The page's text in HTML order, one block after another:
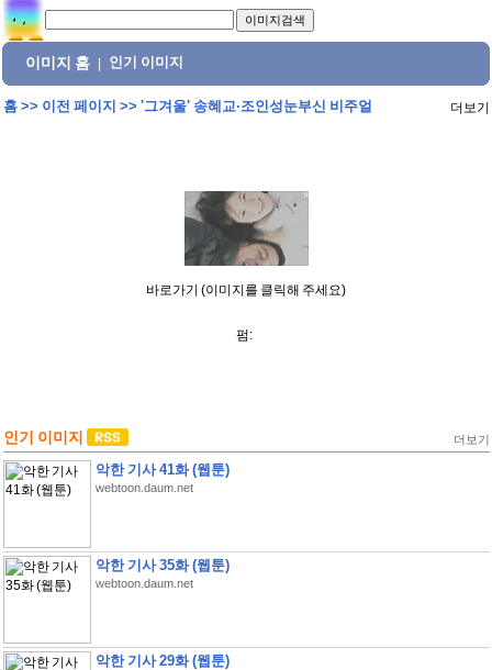
이미지 홈 인기 이미지
홈>> 이전 페이지 >> '그겨울' 송혜교·조인성눈부신 비주얼 더보기
바로가기 (이미지를 클릭해 주세요)
펌:
인기 이미지 더보기
악한 기사 41화 (웹툰)
webtoon.daum.net
악한 기사 35화 (웹툰)
webtoon.daum.net
악한 기사 29화 (웹툰)